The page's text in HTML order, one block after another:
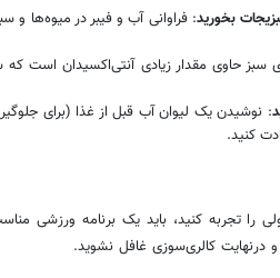
بخورید: فراوانی آب و فیبر در میوه‌ها
سبز حاوی مقدار زیادی آنتی‌اکسیدان است
: نوشیدن یک لیوان آب قبل از غذا (برای
کنید.
تجربه کنید، باید یک برنامه ورزشی
درنهایت کالری‌سوزی غافل نشوید.